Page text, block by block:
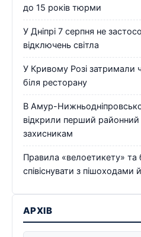
до 15 років тюрми
У Дніпрі 7 серпня не
відключень світла
У Кривому Розі затримали
біля ресторану
В Амур-
відкрили перший
захисникам
Правила «велоетикету»
співіснувати з пішоходами
АРХІВ